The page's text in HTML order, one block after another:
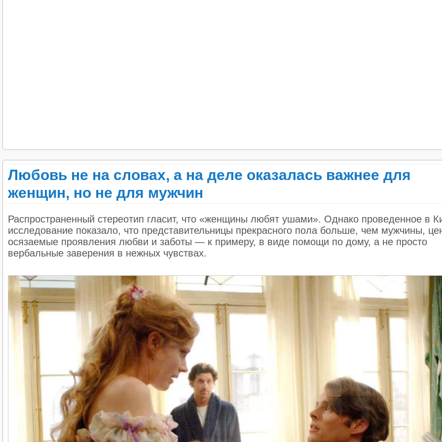
Любовь не на словах, а на деле оказалась важнее для
женщин, но не для мужчин
Распространенный стереотип гласит, что «женщины любят ушами». Однако проведенное в
исследование показало, что представительницы прекрасного пола больше, чем мужчины,
осязаемые проявления любви и заботы — к примеру, в виде помощи по дому, а не просто
вербальные заверения в нежных чувствах.